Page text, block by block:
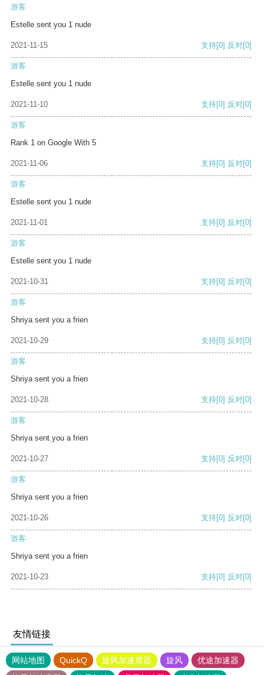
游客
Estelle sent you 1 nude
2021-11-15 支持[0] 反对[0]
游客
Estelle sent you 1 nude
2021-11-10 支持[0] 反对[0]
游客
Rank 1 on Google With 5
2021-11-06 支持[0] 反对[0]
游客
Estelle sent you 1 nude
2021-11-01 支持[0] 反对[0]
游客
Estelle sent you 1 nude
2021-10-31 支持[0] 反对[0]
游客
Shriya sent you a frien
2021-10-29 支持[0] 反对[0]
游客
Shriya sent you a frien
2021-10-28 支持[0] 反对[0]
游客
Shriya sent you a frien
2021-10-27 支持[0] 反对[0]
游客
Shriya sent you a frien
2021-10-26 支持[0] 反对[0]
游客
Shriya sent you a frien
2021-10-23 支持[0] 反对[0]
友情链接
网站地图 QuickQ 旋风加速度器 旋风
优途加速器